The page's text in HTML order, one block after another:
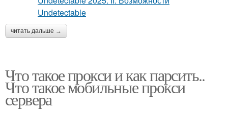
читать дальше →
Что такое прокси и как парсить..
Что такое мобильные прокси
сервера